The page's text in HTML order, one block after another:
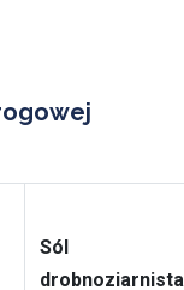
Sól
drobnoziarnista